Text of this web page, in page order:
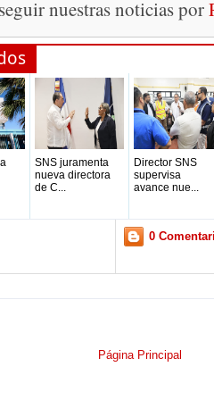
nuestras noticias por
SNS juramenta
nueva directora
de C...
Director SNS
supervisa
avance nue...
0
Página Principal